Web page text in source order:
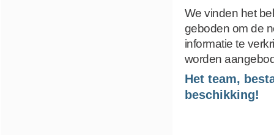
We vinden het
geboden om de
informatie te
worden
Het team,
beschikking!